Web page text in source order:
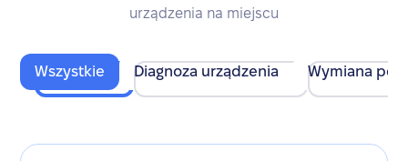
urządzenia na miejscu
Wszystkie Diagnoza urządzenia Wymiana